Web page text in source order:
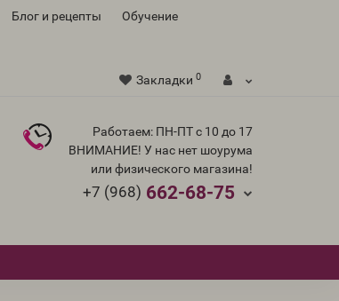
Блог и рецепты Обучение
Закладки 0
Работаем: ПН-ПТ с 10 до 17
ВНИМАНИЕ! У нас нет шоурума
или физического магазина!
+7 (968) 662-68-75